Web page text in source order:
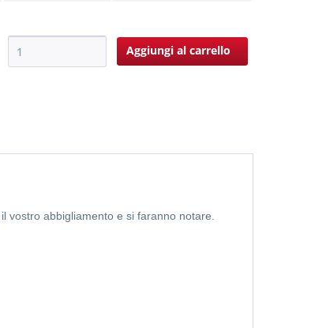
Aggiungi al carrello
vostro abbigliamento e si faranno notare.